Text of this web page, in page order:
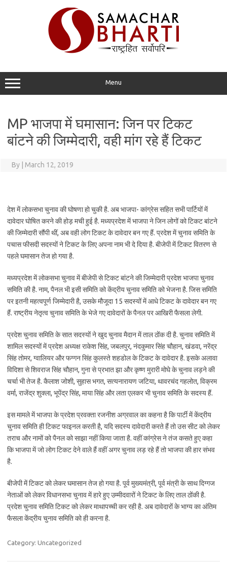
Menu
MP भाजपा में घमासान: जिन पर टिकट
बांटने की जिम्मेदारी, वही मांग रहे हैं टिकट
By March 12, 2019
देश में लोकसभा चुनाव की घोषणा हो चुकी है. अब भाजपा- कांग्रेस सहित सभी पार्टियों में
दावेदार घोषित करने की होड़ मची हुई है. मध्यप्रदेश में भाजपा ने जिन लोगों को टिकट बांटने
की जिम्मेदारी सौंपी थीं, अब वही लोग टिकट के दावेदार बन गए हैं. प्रदेश में चुनाव समिति के
पचास फीसदी सदस्यों ने टिकट के लिए अपना नाम भी दे दिया है. बीजेपी में टिकट वितरण से
पहले घमासान तेज हो गया है.
मध्यप्रदेश में लोकसभा चुनाव में बीजेपी से टिकट बांटने की जिम्मेदारी प्रदेश भाजपा चुनाव
समिति की है. नाम, पैनल भी इसी समिति को केंद्रीय चुनाव समिति को भेजना है. जिस समिति
पर इतनी महत्वपूर्ण जिम्मेदारी है, उसके मौजूदा 15 सदस्यों में आधे टिकट के दावेदार बन गए
हैं. राष्ट्रीय नेतृत्व चुनाव समिति के भेजे गए दावेदारों के पैनल पर आखिरी फैसला लेगी.
प्रदेश चुनाव समिति के सात सदस्यों ने खुद चुनाव मैदान में ताल ठोंक दी है. चुनाव समिति में
शामिल सदस्यों में प्रदेश अध्यक्ष राकेश सिंह, जबलपुर, नंदकुमार सिंह चौहान, खंडवा, नरेंद्र
सिंह तोमर, ग्वालियर और फग्गन सिंह कुलस्ते शहडोल के टिकट के दावेदार है. इसके अलावा
विदिशा से शिवराज सिंह चौहान, गुना से प्रभात झा और कृष्ण मुरारी मोघे के चुनाव लड़ने की
चर्चा भी तेज है. कैलाश जोशी, सुहास भगत, सत्यनारायण जटिया, थावरचंद गहलोत, विक्रम
वर्मा, राजेंद्र शुक्ला, भूपेंद्र सिंह, माया सिंह और लता एलकर भी चुनाव समिति के सदस्य हैं.
इस मामले में भाजपा के प्रदेश प्रवक्ता रजनीश अग्रवाल का कहना है कि पार्टी में केंद्रीय
चुनाव समिति ही टिकट फाइनल करती है, यदि सदस्य दावेदारी करते हैं तो उस सीट को लेकर
तराच और नामों को पैनल को साझा नहीं किया जाता है. वहीं कांग्रेस ने तंज कसते हुए कहा
कि भाजपा में जो लोग टिकट देने वाले हैं वहीं अगर चुनाव लड़ रहे हैं तो भाजपा की हार संभव
है.
बीजेपी में टिकट को लेकर घमासान तेज हो गया है. पूर्व मुख्यमंत्री, पूर्व मंत्री के साथ दिग्गज
नेताओं को लेकर विधानसभा चुनाव में हारे हुए उम्मीदवारों ने टिकट के लिए ताल ठोंकी है.
प्रदेश चुनाव समिति टिकट को लेकर माथापच्ची कर रही है. अब दावेदारों के भाग्य का अंतिम
फैसला केंद्रीय चुनाव समिति को ही करना है.
Category: Uncategorized